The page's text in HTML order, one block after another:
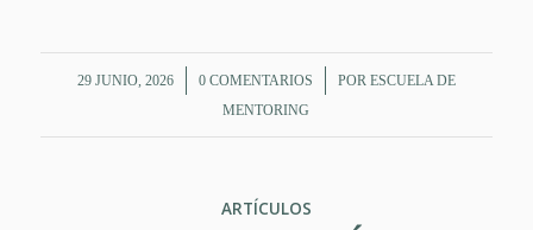
29 JUNIO, 2026
/ 0 COMENTARIOS
/ POR ESCUELA DE
MENTORING
ARTÍCULOS